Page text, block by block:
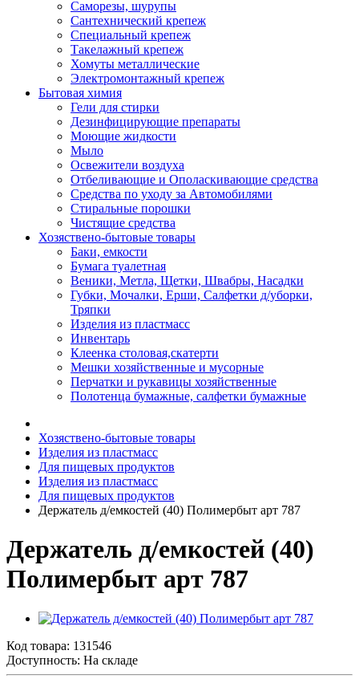
Саморезы, шурупы
Сантехнический крепеж
Специальный крепеж
Такелажный крепеж
Хомуты металлические
Электромонтажный крепеж
Бытовая химия
Гели для стирки
Дезинфицирующие препараты
Моющие жидкости
Мыло
Освежители воздуха
Отбеливающие и Ополаскивающие средства
Средства по уходу за Автомобилями
Стиральные порошки
Чистящие средства
Хозяствено-бытовые товары
Баки, емкости
Бумага туалетная
Веники, Метла, Щетки, Швабры, Насадки
Губки, Мочалки, Ерши, Салфетки д/уборки,
Тряпки
Изделия из пластмасс
Инвентарь
Клеенка столовая,скатерти
Мешки хозяйственные и мусорные
Перчатки и рукавицы хозяйственные
Полотенца бумажные, салфетки бумажные
Хозяствено-бытовые товары
Изделия из пластмасс
Для пищевых продуктов
Изделия из пластмасс
Для пищевых продуктов
Держатель д/емкостей (40) Полимербыт арт 787
Держатель д/емкостей (40)
Полимербыт арт 787
Код товара: 131546
Доступность: На складе